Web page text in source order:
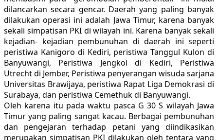
dilancarkan secara gencar. Daerah yang paling banyak
dilakukan operasi ini adalah Jawa Timur, karena banyak
sekali simpatisan PKI di wilayah ini. Karena banyak sekali
kejadian- kejadian pembunuhan di daerah ini seperti
peristiwa Kanigoro di Kediri, peristiwa Tanggul Kulon di
Banyuwangi, Peristiwa Jengkol di Kediri, Peristiwa
Utrecht di Jember, Peristiwa penyerangan wisuda sarjana
Universitas Brawijaya, peristiwa Rapat Liga Demokrasi di
Surabaya, dan peristiwa Cemethuk di Banyuwangi.
Oleh karena itu pada waktu pasca G 30 S wilayah Jawa
Timur yang paling sangat kacau. Berbagai pembunuhan
dan pengejaran terhadap petani yang diindikasikan
merupakan simpatisan PKI dilakukan oleh tentara yang